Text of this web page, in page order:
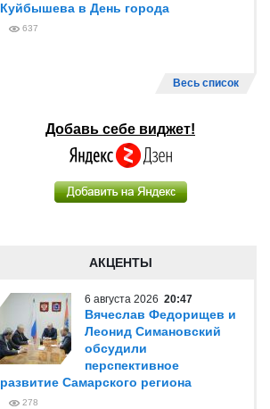
Куйбышева в День города
637
Весь список
Добавь себе виджет!
АКЦЕНТЫ
6 августа 2026 20:47
Вячеслав Федорищев и
Леонид Симановский
обсудили
перспективное
развитие Самарского региона
278